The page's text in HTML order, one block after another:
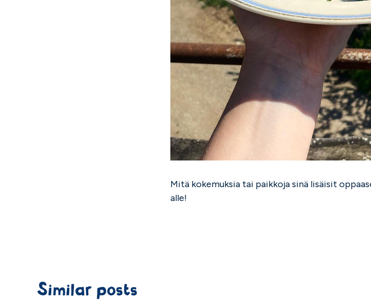
Mitä kokemuksia tai paikkoja sinä lisäisit
alle!
Similar posts